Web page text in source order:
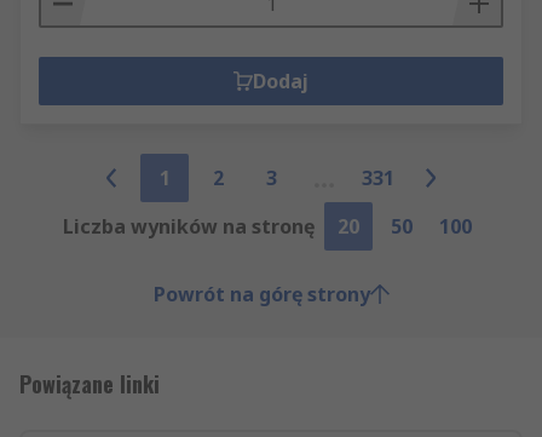
Dodaj
1 2 3
331
Liczba wyników na stronę
20 50 100
Powrót na górę strony
Powiązane linki